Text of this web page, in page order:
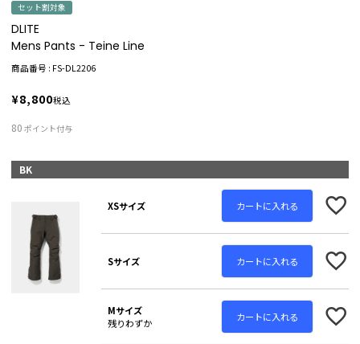
セット割対象
DLITE
Mens Pants - Teine Line
商品番号 FS-DL2206
¥8,800税込
80 ポイント付与
BK
XSサイズ カートに入れる
Sサイズ カートに入れる
Mサイズ
残りわずか
カートに入れる